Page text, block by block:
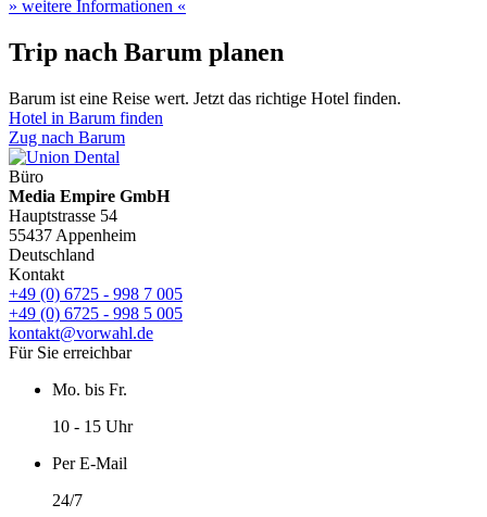
» weitere Informationen «
Trip nach Barum planen
Barum ist eine Reise wert. Jetzt das richtige Hotel finden.
Hotel in Barum finden
Zug nach Barum
Büro
Media Empire GmbH
Hauptstrasse 54
55437 Appenheim
Deutschland
Kontakt
+49 (0) 6725 - 998 7 005
+49 (0) 6725 - 998 5 005
kontakt@vorwahl.de
Für Sie erreichbar
Mo. bis Fr.
10 - 15 Uhr
Per E-Mail
24/7